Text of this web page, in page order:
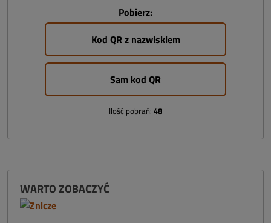
Pobierz:
Kod QR z nazwiskiem
Sam kod QR
Ilość pobrań: 48
WARTO ZOBACZYĆ